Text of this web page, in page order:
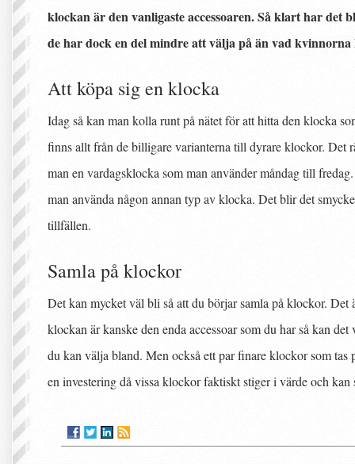
klockan är den vanligaste accessoaren. Så klart har
de har dock en del mindre att välja på än vad kvinnorna
Att köpa sig en klocka
Idag så kan man kolla runt på nätet för att hitta den klocka
finns allt från de billigare varianterna till dyrare klockor. Det
man en vardagsklocka som man använder måndag till
man använda någon annan typ av klocka. Det blir det
tillfällen.
Samla på klockor
Det kan mycket väl bli så att du börjar samla på klockor.
klockan är kanske den enda accessoar som du har så kan
du kan välja bland. Men också ett par finare klockor som
en investering då vissa klockor faktiskt stiger i värde och